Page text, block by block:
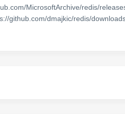
MicrosoftArchive/redis/
github.com/dmajkic/redis/